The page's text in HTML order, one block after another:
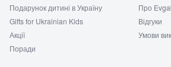
Подарунок дитині в Україну
Gifts for Ukrainian Kids
Акції
Поради
Про
Відгуки
Умови